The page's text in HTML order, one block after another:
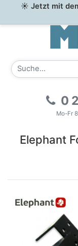
☀ Jetzt mit
0
Mo-Fr
Elephant